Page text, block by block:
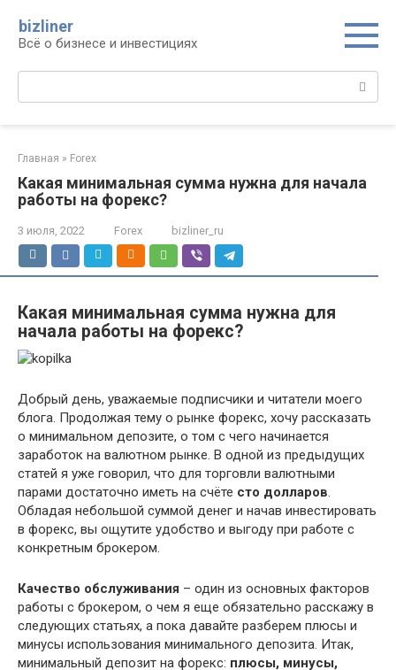
контенту
bizliner
Всё о бизнесе и инвестициях
Поиск:
Главная » Forex
Какая минимальная сумма нужна для начала
работы на форекс?
3 июля, 2022 Forex bizliner_ru
Какая минимальная сумма нужна для
начала работы на форекс?
Добрый день, уважаемые подписчики и читатели моего
блога. Продолжая тему о рынке форекс, хочу рассказать
о минимальном депозите, о том с чего начинается
заработок на валютном рынке. В одной из предыдущих
статей я уже говорил, что для торговли валютными
парами достаточно иметь на счёте сто долларов.
Обладая небольшой суммой денег и начав инвестировать
в форекс, вы ощутите удобство и выгоду при работе с
конкретным брокером.
Качество обслуживания – один из основных факторов
работы с брокером, о чем я еще обязательно расскажу в
следующих статьях, а пока давайте разберем плюсы и
минусы использования минимального депозита. Итак,
минимальный депозит на форекс: плюсы, минусы,